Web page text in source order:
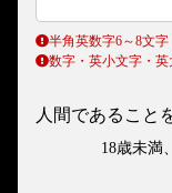
半角英数字6～8文字
数字・英小文字・
人間であること
18歳未満